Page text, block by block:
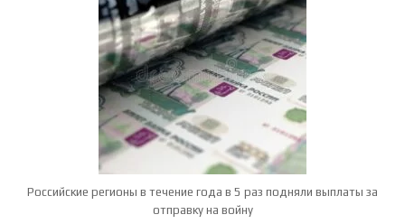
Российские регионы в течение года в 5 раз подняли выплаты за
отправку на войну